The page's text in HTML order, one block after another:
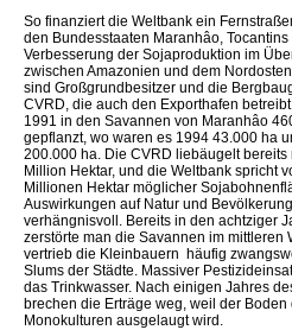
So finanziert die Weltbank ein
den Bundesstaaten Maranhâo,
Verbesserung der Sojaproduktion im
zwischen Amazonien und dem
sind Großgrundbesitzer und die
CVRD, die auch den Exporthafen
1991 in den Savannen von Maranhâo
gepflanzt, wo waren es 1994 43.000 ha
200.000 ha. Die CVRD liebäugelt bereits
Million Hektar, und die Weltbank spricht
Millionen Hektar möglicher
Auswirkungen auf Natur und
verhängnisvoll. Bereits in den achtziger
zerstörte man die Savannen im mittleren
vertrieb die Kleinbauern  häufig
Slums der Städte. Massiver
das Trinkwasser. Nach einigen Jahres
brechen die Erträge weg, weil der Boden
Monokulturen ausgelaugt wird.